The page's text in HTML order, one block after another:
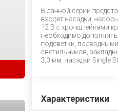
В данной серии
входят насадки,
12 В с кронштейнами
необходимо
подсветки,
светильников,
3,0 мм, насадки Single
Характеристики